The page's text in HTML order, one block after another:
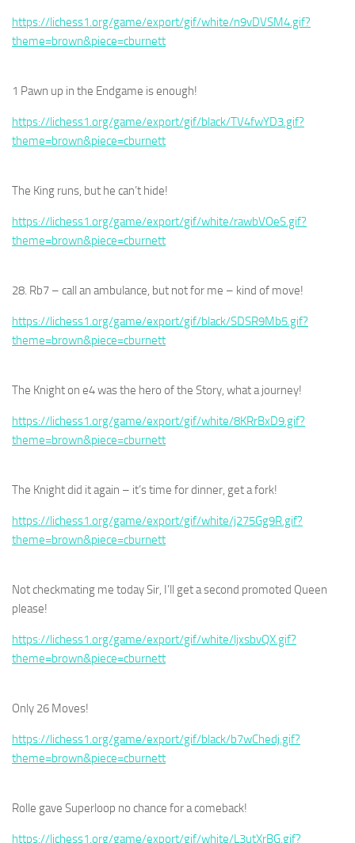
https://lichess1.org/game/export/gif/white/n9vDVSM4.gif?
theme=brown&piece=cburnett
1 Pawn up in the Endgame is enough!
https://lichess1.org/game/export/gif/black/TV4fwYD3.gif?
theme=brown&piece=cburnett
The King runs, but he can’t hide!
https://lichess1.org/game/export/gif/white/rawbVOeS.gif?
theme=brown&piece=cburnett
28. Rb7 – call an ambulance, but not for me – kind of move!
https://lichess1.org/game/export/gif/black/SDSR9Mb5.gif?
theme=brown&piece=cburnett
The Knight on e4 was the hero of the Story, what a journey!
https://lichess1.org/game/export/gif/white/8KRrBxD9.gif?
theme=brown&piece=cburnett
The Knight did it again – it’s time for dinner, get a fork!
https://lichess1.org/game/export/gif/white/j275Gg9R.gif?
theme=brown&piece=cburnett
Not checkmating me today Sir, I’ll get a second promoted Queen
please!
https://lichess1.org/game/export/gif/white/ljxsbvQX.gif?
theme=brown&piece=cburnett
Only 26 Moves!
https://lichess1.org/game/export/gif/black/b7wChedj.gif?
theme=brown&piece=cburnett
Rolle gave Superloop no chance for a comeback!
https://lichess1.org/game/export/gif/white/L3utXrBG.gif?